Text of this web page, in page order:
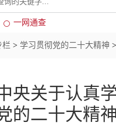
一网通查
栏 > 学习贯彻党的二十大精神
央关于认真
的二十大精